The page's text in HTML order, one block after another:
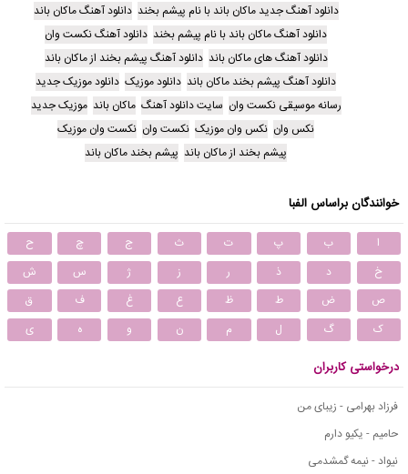
دانلود آهنگ جدید ماکان باند با نام پیشم بخند دانلود آهنگ ماکان باند
دانلود آهنگ ماکان باند با نام پیشم بخند دانلود آهنگ نکست وان
دانلود آهنگ های ماکان باند دانلود آهنگ پیشم بخند از ماکان باند
دانلود آهنگ پیشم بخند ماکان باند دانلود موزیک دانلود موزیک جدید
رسانه موسیقی نکست وان سایت دانلود آهنگ ماکان باند موزیک جدید
نکس وان نکس وان موزیک نکست وان نکست وان موزیک
پیشم بخند از ماکان باند پیشم بخند ماکان باند
خوانندگان براساس الفبا
ا ب پ ت ث ج چ
ح
خ
د ذ ر ز ژ س
ش
ص
ض ط ظ ع غ ف
ق
ک
گ ل م ن و ه ی
درخواستی کاربران
فرزاد بهرامی - زیبای من
حامیم - یکیو دارم
نیواد - نیمه گمشدمی